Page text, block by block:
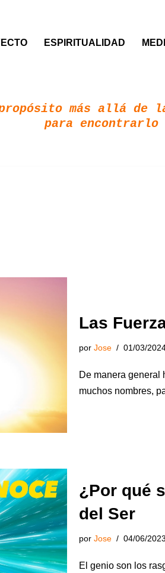
ESPIRITUALIDAD
más allá de
para
Las
por Jose 01/03/
De manera general
muchos nombres,
¿Por qué
del Ser
por Jose 04/06/2023
El genio son los